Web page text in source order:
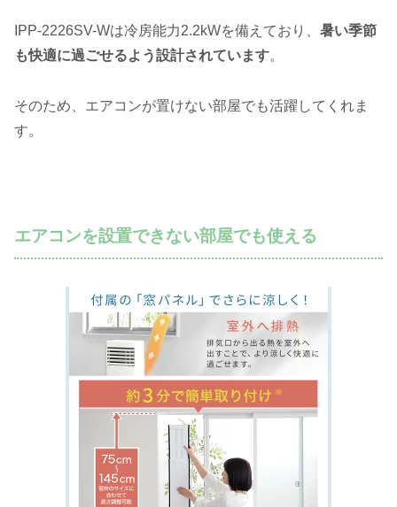
IPP-2226SV-Wは冷房能力2.2kWを備えており、 暑い季節
も快適に過ごせるよう設計されています。
そのため、エアコンが置けない部屋でも活躍してくれま
す。
エアコンを設置できない部屋でも使える